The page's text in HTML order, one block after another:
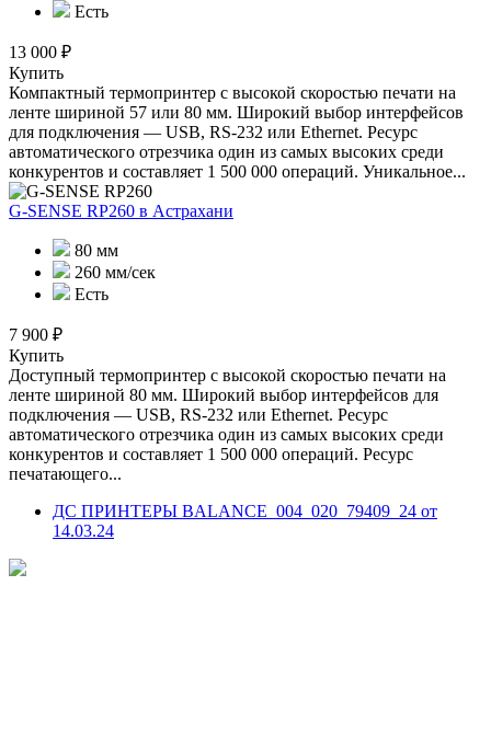
Есть
13 000 ₽
Купить
Компактный термопринтер с высокой скоростью печати на
ленте шириной 57 или 80 мм. Широкий выбор интерфейсов
для подключения — USB, RS-232 или Ethernet. Ресурс
автоматического отрезчика один из самых высоких среди
конкурентов и составляет 1 500 000 операций. Уникальное...
G-SENSE RP260 в Астрахани
80 мм
260 мм/сек
Есть
7 900 ₽
Купить
Доступный термопринтер с высокой скоростью печати на
ленте шириной 80 мм. Широкий выбор интерфейсов для
подключения — USB, RS-232 или Ethernet. Ресурс
автоматического отрезчика один из самых высоких среди
конкурентов и составляет 1 500 000 операций. Ресурс
печатающего...
ДС ПРИНТЕРЫ BALANCE_004_020_79409_24 от
14.03.24